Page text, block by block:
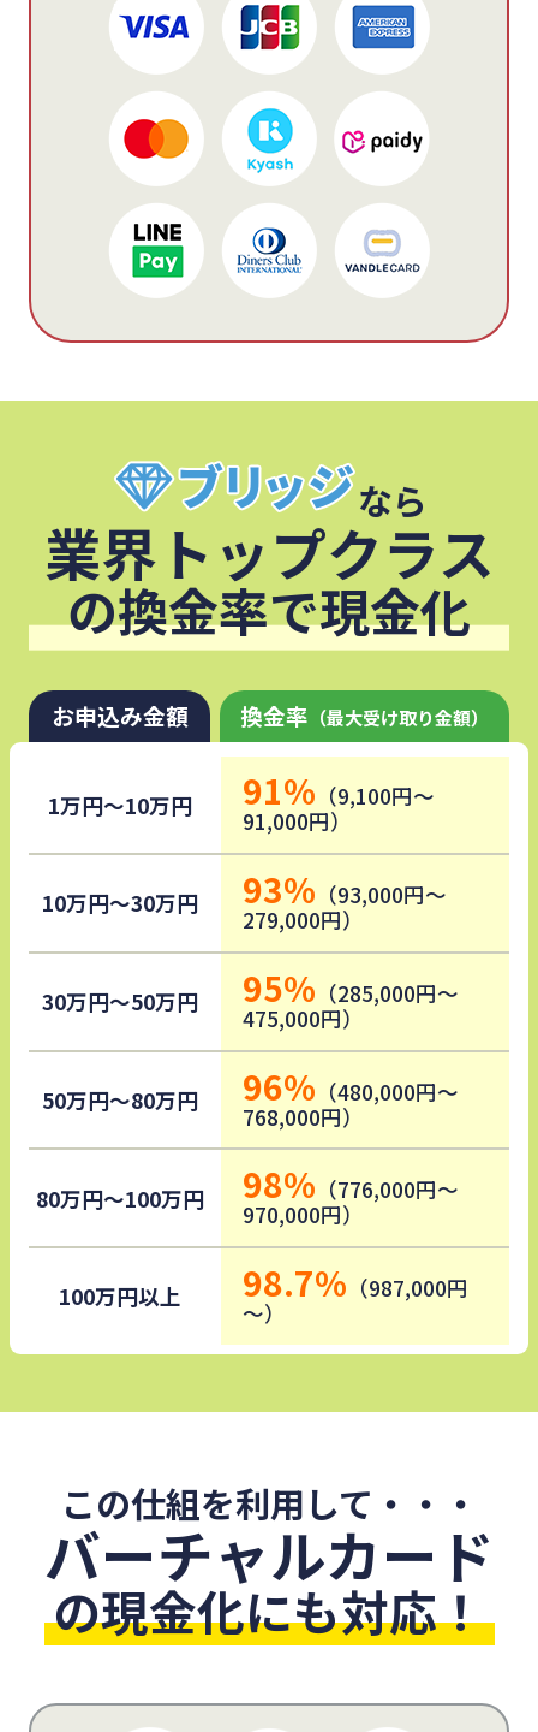
なら
業界トップクラス
の換金率で現金化
お申込み金額 換金率 （最大受け取り金額）
1万円～10万円 91% （9,100円～
91,000円）
10万円～30万円 93% （93,000円～
279,000円）
30万円～50万円 95% （285,000円～
475,000円）
50万円～80万円 96% （480,000円～
768,000円）
80万円～100万円 98% （776,000円～
970,000円）
100万円以上 98.7% （987,000円
～）
この仕組を利用して・・・
バーチャルカード
の現金化にも対応！